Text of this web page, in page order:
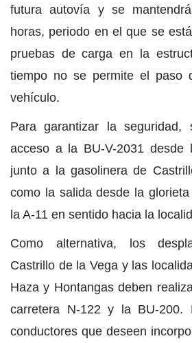
futura autovía y se
horas, periodo en el que se
pruebas de carga en la
tiempo no se permite el paso
vehículo.
Para garantizar la seguridad,
acceso a la BU-V-2031 desde
junto a la gasolinera de
como la salida desde la
la A-11 en sentido hacia la
Como alternativa, los
Castrillo de la Vega y las
Haza y Hontangas deben
carretera N-122 y la BU-200.
conductores que deseen